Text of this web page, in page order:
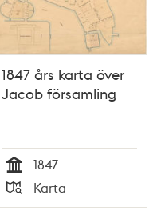
1847 års karta över
Jacob församling
Tid
1847
Typ
Karta